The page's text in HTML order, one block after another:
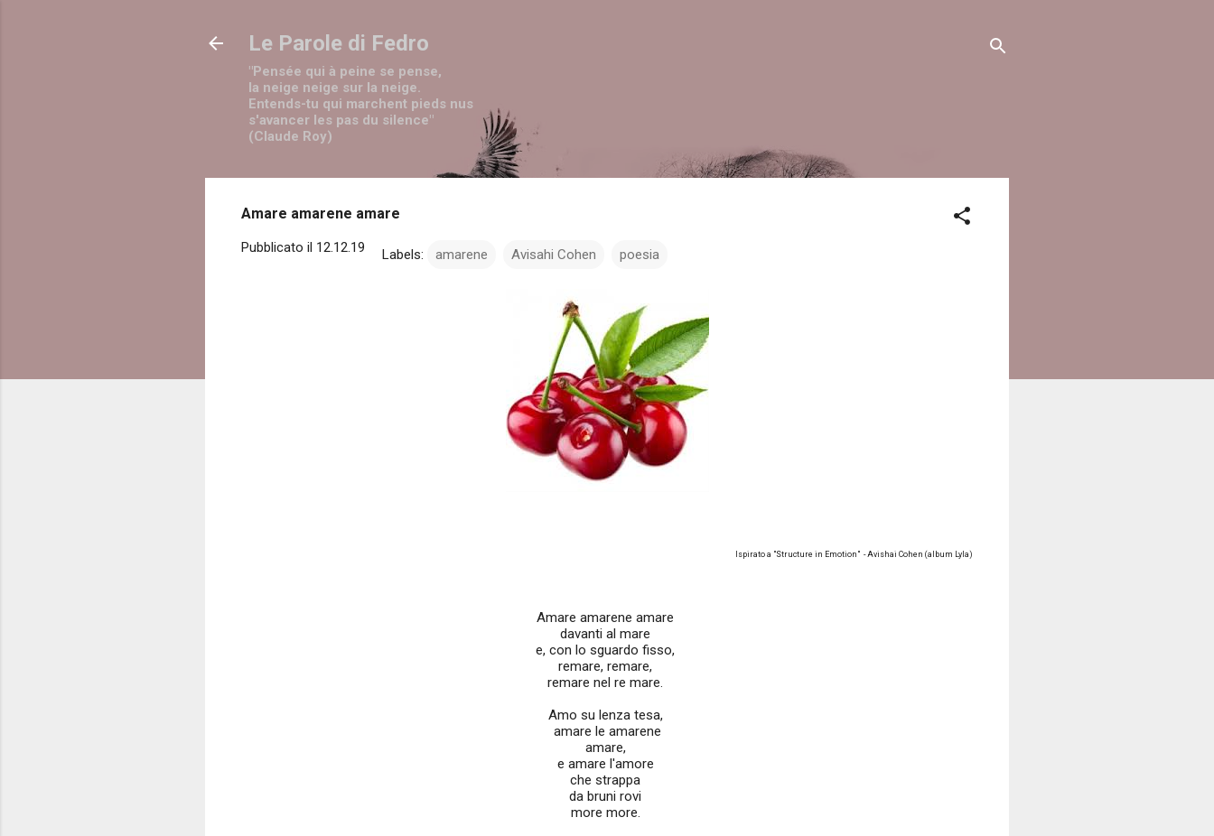
Le Parole di Fedro
"Pensée qui à peine se pense,
la neige neige sur la neige.
Entends-tu qui marchent pieds nus
s'avancer les pas du silence"
(Claude Roy)
Amare amarene amare
Pubblicato il 12.12.19 Labels: amarene Avisahi Cohen poesia
Ispirato a "Structure in Emotion" - Avishai Cohen (album Lyla)
Amare amarene amare
davanti al mare
e, con lo sguardo fisso,
remare, remare,
remare nel re mare.
Amo su lenza tesa,
amare le amarene
amare,
e amare l'amore
che strappa
da bruni rovi
more more.